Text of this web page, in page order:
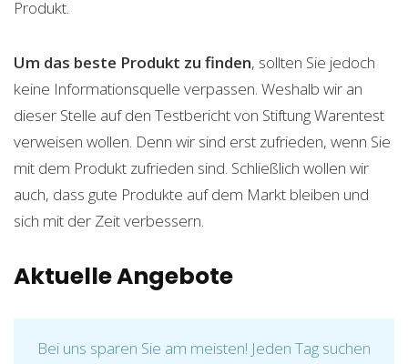
Produkt.
Um das beste Produkt zu finden, sollten Sie jedoch
keine Informationsquelle verpassen. Weshalb wir an
dieser Stelle auf den Testbericht von Stiftung Warentest
verweisen wollen. Denn wir sind erst zufrieden, wenn Sie
mit dem Produkt zufrieden sind. Schließlich wollen wir
auch, dass gute Produkte auf dem Markt bleiben und
sich mit der Zeit verbessern.
Aktuelle Angebote
Bei uns sparen Sie am meisten! Jeden Tag suchen